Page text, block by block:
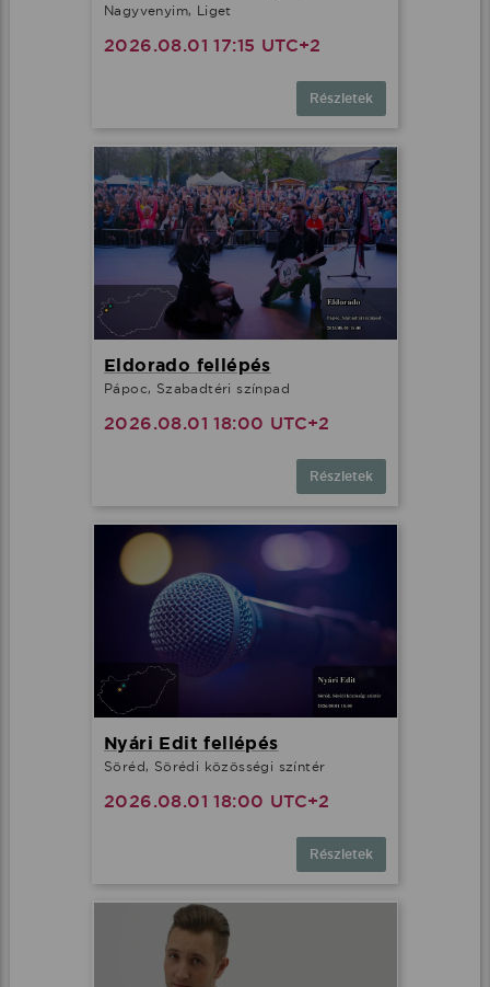
Nagyvenyim, Liget
2026.08.01 17:15 UTC+2
Részletek
Eldorado fellépés
Pápoc, Szabadtéri színpad
2026.08.01 18:00 UTC+2
Részletek
Nyári Edit fellépés
Söréd, Sörédi közösségi színtér
2026.08.01 18:00 UTC+2
Részletek